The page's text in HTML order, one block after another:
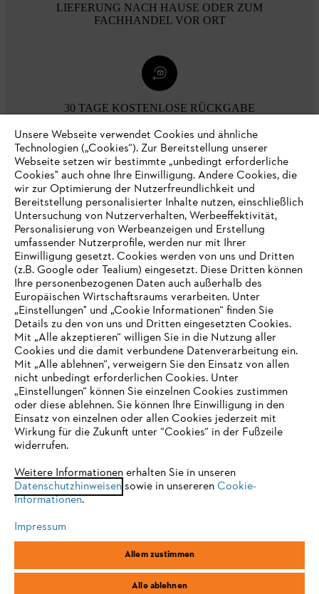
LIEFERUNG NACH HAUSE ODER ZUM
FACHHANDEL VOR ORT
30 TAGE KOSTENLOSE RÜCKGABE
Zahlungsmöglichkeiten
Unternehmen
Online Shop
Service
Allgemeine Geschäftsbedingungen
Impressum Cookies Rechtliche Informationen
STIHL Vertriebszentrale AG & Co. KG, D-64807 Dieburg
IHR BROWSER WIRD NICHT
UNTERSTÜTZT
eine optimale Nutzung unserer Seite empfehlen wir Ihnen, zu
einem der folgenden Browser zu wechseln:
Firefox Chrome
Unsere Webseite verwendet Cookies und ähnliche
Technologien („Cookies“). Zur Bereitstellung unserer
Webseite setzen wir bestimmte „unbedingt erforderliche
Cookies" auch ohne Ihre Einwilligung. Andere Cookies, die
wir zur Optimierung der Nutzerfreundlichkeit und
Bereitstellung personalisierter Inhalte nutzen, einschließlich
Untersuchung von Nutzerverhalten, Werbeeffektivität,
Personalisierung von Werbeanzeigen und Erstellung
umfassender Nutzerprofile, werden nur mit Ihrer
Einwilligung gesetzt. Cookies werden von uns und Dritten
(z.B. Google oder Tealium) eingesetzt. Diese Dritten können
Ihre personenbezogenen Daten auch außerhalb des
Europäischen Wirtschaftsraums verarbeiten. Unter
„Einstellungen" und „Cookie Informationen“ finden Sie
Details zu den von uns und Dritten eingesetzten Cookies.
Mit „Alle akzeptieren“ willigen Sie in die Nutzung aller
Cookies und die damit verbundene Datenverarbeitung ein.
Mit „Alle ablehnen“, verweigern Sie den Einsatz von allen
nicht unbedingt erforderlichen Cookies. Unter
„Einstellungen“ können Sie einzelnen Cookies zustimmen
oder diese ablehnen. Sie können Ihre Einwilligung in den
Einsatz von einzelnen oder allen Cookies jederzeit mit
Wirkung für die Zukunft unter “Cookies“ in der Fußzeile
widerrufen.
Weitere Informationen erhalten Sie in unseren
Datenschutzhinweisensowie in unsereren Cookie-
Informationen.
Impressum
Allem zustimmen
Alle ablehnen